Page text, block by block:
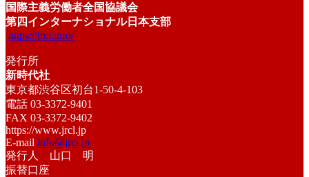
国際主義労働者全国協議会
第四インターナショナル日本支部
https://jrcl.info/
発行所
新時代社
東京都渋谷区初台1-50-4-103
電話 03-3372-9401
FAX 03-3372-9402
https://www.jrcl.jp
E-mail info@jrcl.jp
発行人 山口 明
振替口座